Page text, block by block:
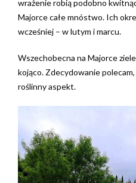
wrażenie robią podobno
Majorce całe mnóstwo. Ich
wcześniej – w lutym i marcu.
Wszechobecna na Majorce
kojąco. Zdecydowanie
roślinny aspekt.